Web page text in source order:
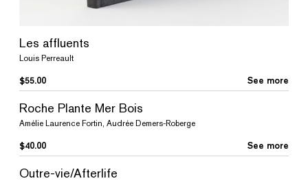
Les affluents
Louis Perreault
$55.00 See more
Roche Plante Mer Bois
Amélie Laurence Fortin, Audrée Demers-Roberge
$40.00 See more
Outre-vie/Afterlife